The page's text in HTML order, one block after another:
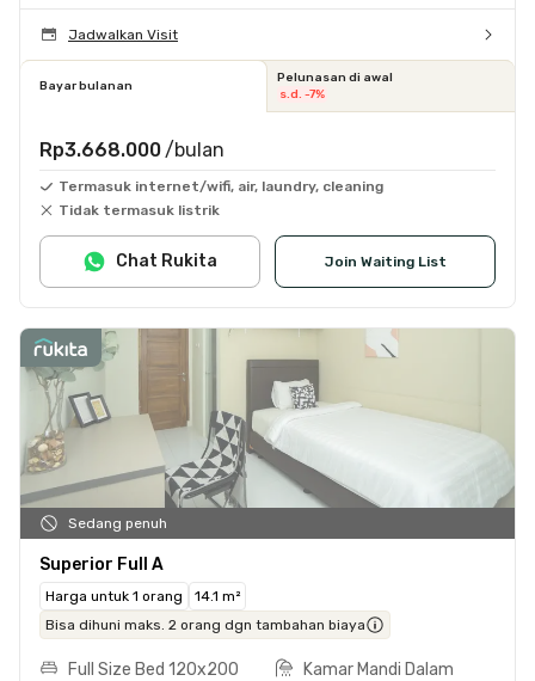
Jadwalkan Visit
Bayar bulanan
Pelunasan di awal
s.d. -7%
Rp3.668.000 /bulan
Termasuk internet/wifi, air, laundry, cleaning
Tidak termasuk listrik
Join Waiting List
Chat Rukita
Sedang penuh
Superior Full A
Harga untuk 1 orang
14.1 m²
Bisa dihuni maks. 2 orang dgn tambahan biaya
Full Size Bed 120x200
Kamar Mandi Dalam